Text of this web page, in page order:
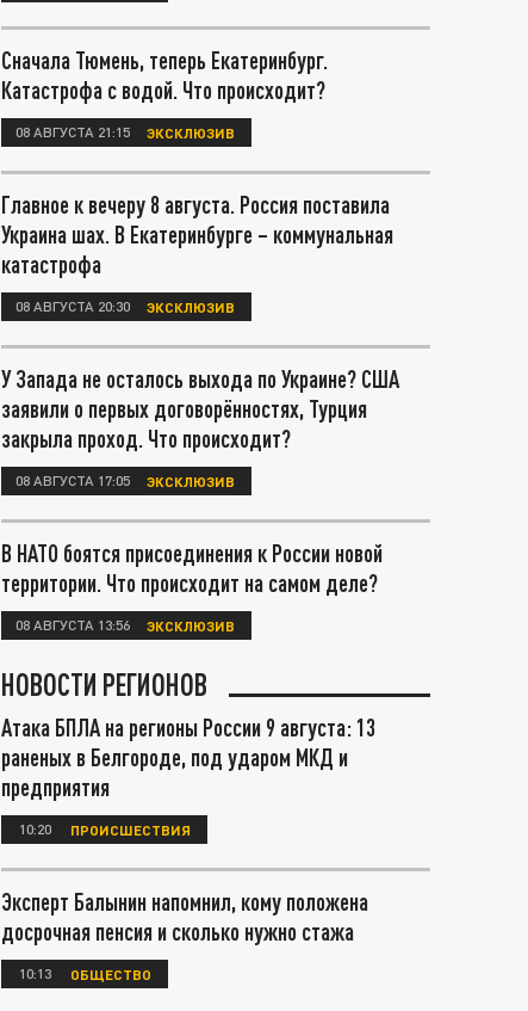
Сначала Тюмень, теперь Екатеринбург.
Катастрофа с водой. Что происходит?
08 АВГУСТА 21:15 ЭКСКЛЮЗИВ
Главное к вечеру 8 августа. Россия поставила
Украина шах. В Екатеринбурге – коммунальная
катастрофа
08 АВГУСТА 20:30 ЭКСКЛЮЗИВ
У Запада не осталось выхода по Украине? США
заявили о первых договорённостях, Турция
закрыла проход. Что происходит?
08 АВГУСТА 17:05 ЭКСКЛЮЗИВ
В НАТО боятся присоединения к России новой
территории. Что происходит на самом деле?
08 АВГУСТА 13:56 ЭКСКЛЮЗИВ
НОВОСТИ РЕГИОНОВ
Атака БПЛА на регионы России 9 августа: 13
раненых в Белгороде, под ударом МКД и
предприятия
10:20 ПРОИСШЕСТВИЯ
Эксперт Балынин напомнил, кому положена
досрочная пенсия и сколько нужно стажа
10:13 ОБЩЕСТВО